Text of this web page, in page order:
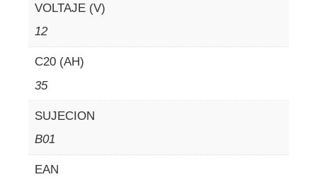
VOLTAJE (V)
12
C20 (AH)
35
SUJECION
B01
EAN